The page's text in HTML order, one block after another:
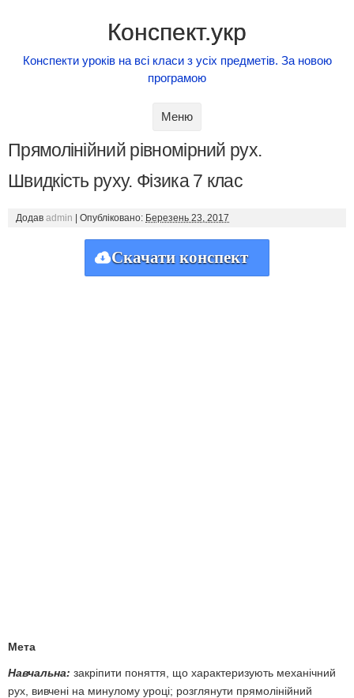
Конспект.укр
Конспекти уроків на всі класи з усіх предметів. За новою
програмою
Меню
Прямолінійний рівномірний рух.
Швидкість руху. Фізика 7 клас
Додав admin Опубліковано: Березень 23, 2017
Скачати конспект
Мета
Навчальна: закріпити поняття, що характеризують механічний
рух, вивчені на минулому уроці; розглянути прямолінійний